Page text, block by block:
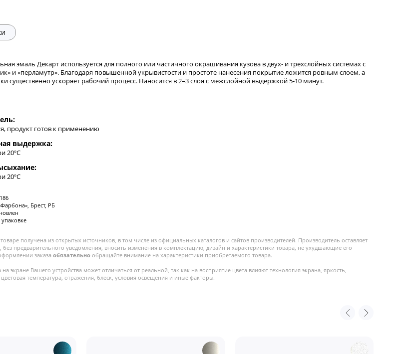
эмаль Декарт используется для полного или частичного окрашивания кузова в двух- и трехслойных системах с
и «перламутр». Благодаря повышенной укрывистости и простоте нанесения покрытие ложится ровным слоем, а
существенно ускоряет рабочий процесс. Наносится в 2–3 слоя с межслойной выдержкой 5-10 минут.
продукт готов к применению
выдержка:
20ºC
20ºC
Брест, РБ
получена из открытых источников, в том числе из официальных каталогов и сайтов производителей. Производитель оставляет
без предварительного уведомления, вносить изменения в комплектацию, дизайн и характеристики товара, не ухудшающие его
заказа обязательно обращайте внимание на характеристики приобретаемого товара.
на экране Вашего устройства может отличаться от реальной, так как на восприятие цвета влияют технология экрана, яркость,
цветовая температура, отражения, блеск, условия освещения и иные факторы.